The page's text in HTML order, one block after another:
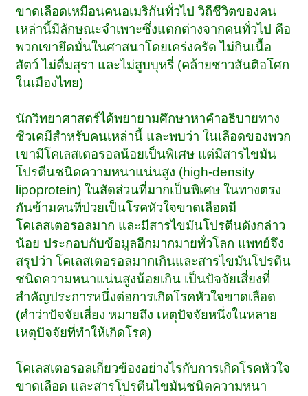
ขาดเลือดเหมือนคนอเมริกันทั่วไป วิถีชีวิตของคน
เหล่านี้มีลักษณะจำเพาะซึ่งแตกต่างจากคนทั่วไป คือ
พวกเขายึดมั่นในศาสนาโดยเคร่งครัด ไม่กินเนื้อ
สัตว์ ไม่ดื่มสุรา และไม่สูบบุหรี่ (คล้ายชาวสันติอโศก
ในเมืองไทย)
นักวิทยาศาสตร์ได้พยายามศึกษาหาคำอธิบายทาง
ชีวเคมีสำหรับคนเหล่านี้ และพบว่า ในเลือดของพวก
เขามีโคเลสเตอรอลน้อยเป็นพิเศษ แต่มีสารไขมัน
โปรตีนชนิดความหนาแน่นสูง (high-density
lipoprotein) ในสัดส่วนที่มากเป็นพิเศษ ในทางตรง
กันข้ามคนที่ป่วยเป็นโรคหัวใจขาดเลือดมี
โคเลสเตอรอลมาก และมีสารไขมันโปรตีนดังกล่าว
น้อย ประกอบกับข้อมูลอีกมากมายทั่วโลก แพทย์จึง
สรุปว่า โคเลสเตอรอลมากเกินและสารไขมันโปรตีน
ชนิดความหนาแน่นสูงน้อยเกิน เป็นปัจจัยเสี่ยงที่
สำคัญประการหนึ่งต่อการเกิดโรคหัวใจขาดเลือด
(คำว่าปัจจัยเสี่ยง หมายถึง เหตุปัจจัยหนึ่งในหลาย
เหตุปัจจัยที่ทำให้เกิดโรค)
โคเลสเตอรอลเกี่ยวข้องอย่างไรกับการเกิดโรคหัวใจ
ขาดเลือด และสารโปรตีนไขมันชนิดความหนา